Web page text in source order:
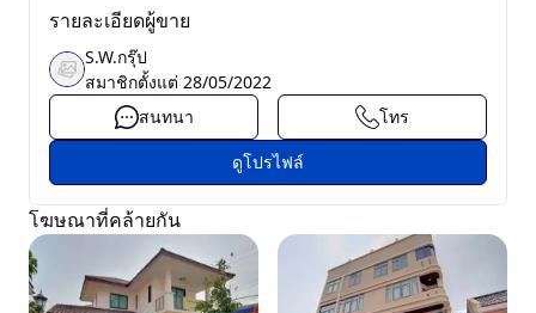
รายละเอียดผู้ขาย
S.W.กรุ๊ป
สมาชิกตั้งแต่ 28/05/2022
สนทนา
โทร
ดูโปรไฟล์
โฆษณาที่คล้ายกัน